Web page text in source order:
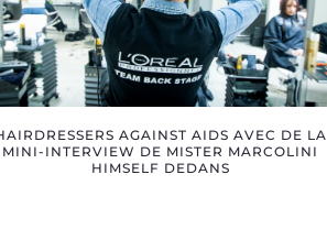
AGAINST AIDS AVEC DE LA
MINI-INTERVIEW DE MISTER MARCOLINI
HIMSELF DEDANS